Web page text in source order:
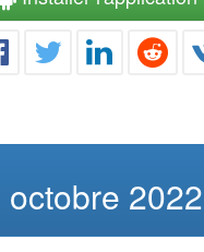
octobre 2022